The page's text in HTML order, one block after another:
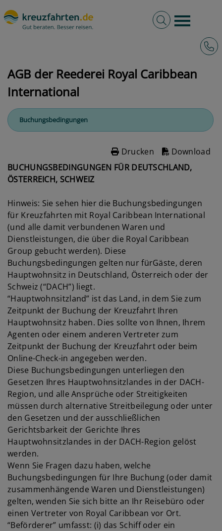
Burger
Volltextsuche
AGB der Reederei Royal Caribbean
International
Buchungsbedingungen
Download
Drucken
BUCHUNGSBEDINGUNGEN FÜR DEUTSCHLAND,
ÖSTERREICH, SCHWEIZ
Hinweis: Sie sehen hier die Buchungsbedingungen
für Kreuzfahrten mit Royal Caribbean International
(und alle damit verbundenen Waren und
Dienstleistungen, die über die Royal Caribbean
Group gebucht werden). Diese
Buchungsbedingungen gelten nur fürGäste, deren
Hauptwohnsitz in Deutschland, Österreich oder der
Schweiz (“DACH”) liegt.
“Hauptwohnsitzland” ist das Land, in dem Sie zum
Zeitpunkt der Buchung der Kreuzfahrt Ihren
Hauptwohnsitz haben. Dies sollte von Ihnen, Ihrem
Agenten oder einem anderen Vertreter zum
Zeitpunkt der Buchung der Kreuzfahrt oder beim
Online-Check-in angegeben werden.
Diese Buchungsbedingungen unterliegen den
Gesetzen Ihres Hauptwohnsitzlandes in der DACH-
Region, und alle Ansprüche oder Streitigkeiten
müssen durch alternative Streitbeilegung oder unter
den Gesetzen und der ausschließlichen
Gerichtsbarkeit der Gerichte Ihres
Hauptwohnsitzlandes in der DACH-Region gelöst
werden.
Wenn Sie Fragen dazu haben, welche
Buchungsbedingungen für Ihre Buchung (oder damit
zusammenhängende Waren und Dienstleistungen)
gelten, wenden Sie sich bitte an Ihr Reisebüro oder
einen Vertreter von Royal Caribbean vor Ort.
“Beförderer” umfasst: (i) das Schiff oder ein